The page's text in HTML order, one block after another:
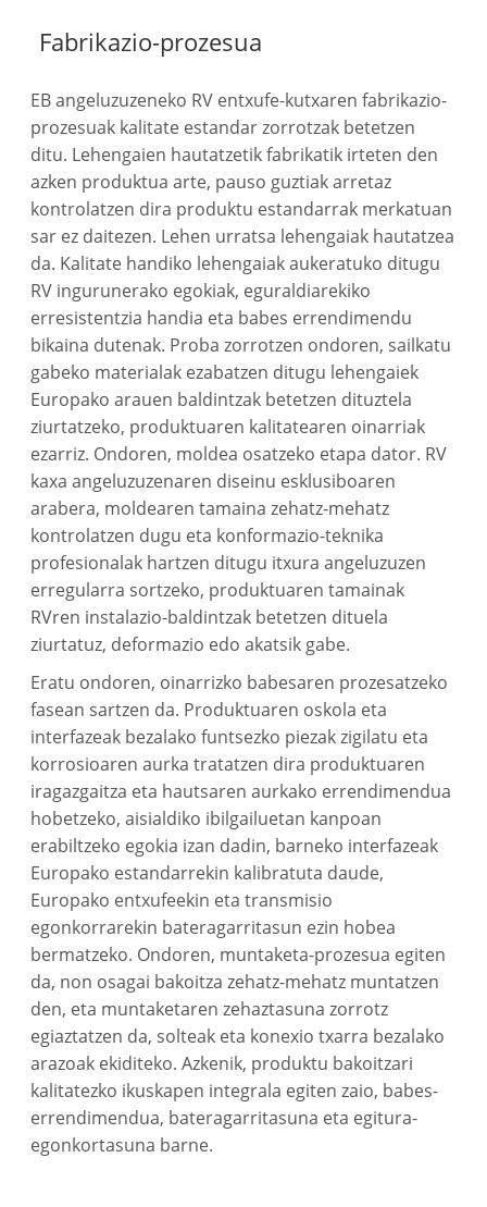
Fabrikazio-prozesua
EB angeluzuzeneko RV entxufe-kutxaren fabrikazio-
prozesuak kalitate estandar zorrotzak betetzen
ditu. Lehengaien hautatzetik fabrikatik irteten den
azken produktua arte, pauso guztiak arretaz
kontrolatzen dira produktu estandarrak merkatuan
sar ez daitezen. Lehen urratsa lehengaiak hautatzea
da. Kalitate handiko lehengaiak aukeratuko ditugu
RV ingurunerako egokiak, eguraldiarekiko
erresistentzia handia eta babes errendimendu
bikaina dutenak. Proba zorrotzen ondoren, sailkatu
gabeko materialak ezabatzen ditugu lehengaiek
Europako arauen baldintzak betetzen dituztela
ziurtatzeko, produktuaren kalitatearen oinarriak
ezarriz. Ondoren, moldea osatzeko etapa dator. RV
kaxa angeluzuzenaren diseinu esklusiboaren
arabera, moldearen tamaina zehatz-mehatz
kontrolatzen dugu eta konformazio-teknika
profesionalak hartzen ditugu itxura angeluzuzen
erregularra sortzeko, produktuaren tamainak
RVren instalazio-baldintzak betetzen dituela
ziurtatuz, deformazio edo akatsik gabe.
Eratu ondoren, oinarrizko babesaren prozesatzeko
fasean sartzen da. Produktuaren oskola eta
interfazeak bezalako funtsezko piezak zigilatu eta
korrosioaren aurka tratatzen dira produktuaren
iragazgaitza eta hautsaren aurkako errendimendua
hobetzeko, aisialdiko ibilgailuetan kanpoan
erabiltzeko egokia izan dadin, barneko interfazeak
Europako estandarrekin kalibratuta daude,
Europako entxufeekin eta transmisio
egonkorrarekin bateragarritasun ezin hobea
bermatzeko. Ondoren, muntaketa-prozesua egiten
da, non osagai bakoitza zehatz-mehatz muntatzen
den, eta muntaketaren zehaztasuna zorrotz
egiaztatzen da, solteak eta konexio txarra bezalako
arazoak ekiditeko. Azkenik, produktu bakoitzari
kalitatezko ikuskapen integrala egiten zaio, babes-
errendimendua, bateragarritasuna eta egitura-
egonkortasuna barne.